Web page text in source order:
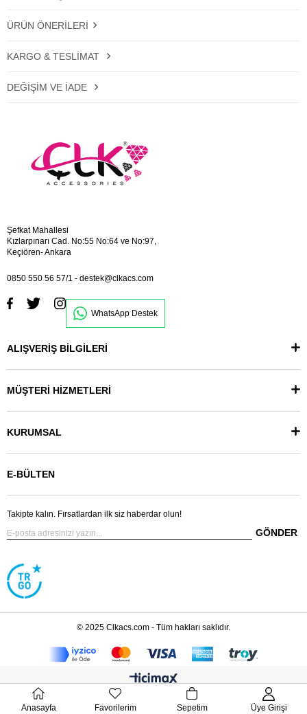
ÜRÜN ÖNERILERI
KARGO & TESLIMAT
DEĞIŞIM VE İADE
Şefkat Mahallesi
Kızlarpınarı Cad. No:55 No:64 ve No:97,
Keçiören- Ankara
0850 550 56 57/1 - destek@clkacs.com
WhatsApp Destek
ALIŞVERİŞ BİLGİLERİ
MÜŞTERİ HİZMETLERİ
KURUMSAL
E-BÜLTEN
Takipte kalın. Fırsatlardan ilk siz haberdar olun!
GÖNDER
© 2025 Clkacs.com - Tüm hakları saklıdır.
Anasayfa Favorilerim Sepetim Üye Girişi